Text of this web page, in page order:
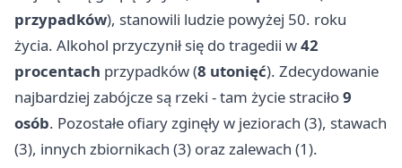
przypadków), stanowili ludzie powyżej 50. roku
życia. Alkohol przyczynił się do tragedii w42
procentach przypadków (8 utonięć). Zdecydowanie
najbardziej zabójcze są rzeki - tam życie straciło9
osób. Pozostałe ofiary zginęły w jeziorach (3), stawach
(3), innych zbiornikach (3) oraz zalewach (1).